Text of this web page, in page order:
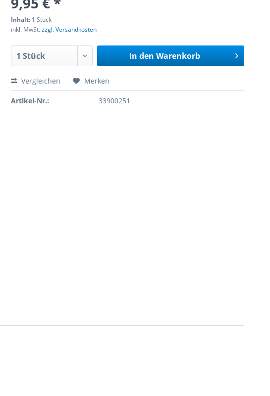
Inhalt: 1 Stück
inkl. MwSt.zzgl. Versandkosten
In den Warenkorb
Vergleichen Merken
Artikel-Nr.: 33900251